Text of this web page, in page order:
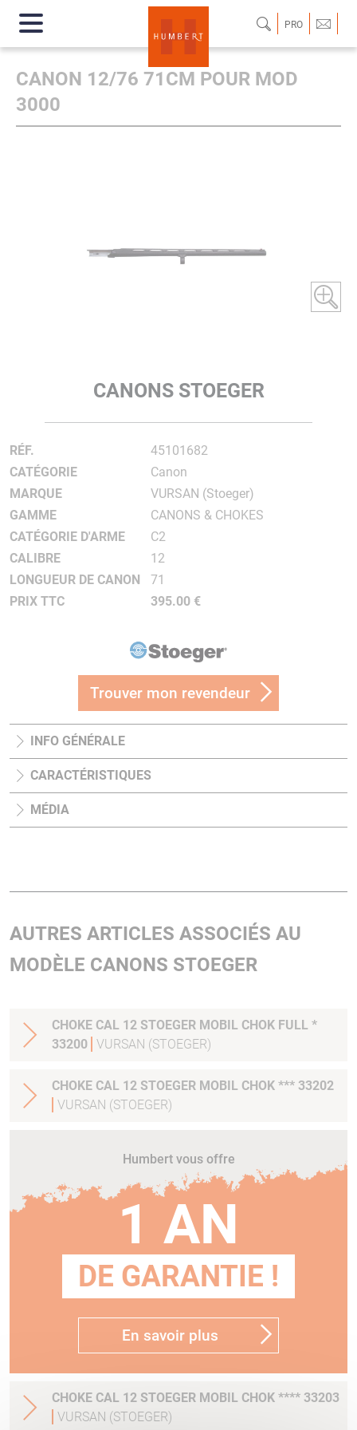
PRO
CANON 12/76 71CM POUR MOD
3000
CANONS STOEGER
RÉF.
45101682
CATÉGORIE
Canon
MARQUE
VURSAN (Stoeger)
GAMME
CANONS & CHOKES
CATÉGORIE D'ARME
C2
CALIBRE
12
LONGUEUR DE CANON
71
PRIX TTC
395.00 €
Trouver mon revendeur
INFO GÉNÉRALE
CARACTÉRISTIQUES
MÉDIA
AUTRES ARTICLES ASSOCIÉS AU
MODÈLE CANONS STOEGER
CHOKE CAL 12 STOEGER MOBIL CHOK FULL *
33200 VURSAN (STOEGER)
CHOKE CAL 12 STOEGER MOBIL CHOK *** 33202
VURSAN (STOEGER)
Humbert vous offre
1 AN
DE GARANTIE !
En savoir plus
CHOKE CAL 12 STOEGER MOBIL CHOK **** 33203
VURSAN (STOEGER)